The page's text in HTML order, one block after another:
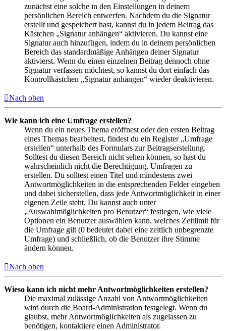
zunächst eine solche in den Einstellungen in deinem
persönlichen Bereich entwerfen. Nachdem du die Signatur
erstellt und gespeichert hast, kannst du in jedem Beitrag das
Kästchen „Signatur anhängen“ aktivieren. Du kannst eine
Signatur auch hinzufügen, indem du in deinem persönlichen
Bereich das standardmäßige Anhängen deiner Signatur
aktivierst. Wenn du einen einzelnen Beitrag dennoch ohne
Signatur verfassen möchtest, so kannst du dort einfach das
Kontrollkästchen „Signatur anhängen“ wieder deaktivieren.
Nach oben
Wie kann ich eine Umfrage erstellen?
Wenn du ein neues Thema eröffnest oder den ersten Beitrag
eines Themas bearbeitest, findest du ein Register „Umfrage
erstellen“ unterhalb des Formulars zur Beitragserstellung.
Solltest du diesen Bereich nicht sehen können, so hast du
wahrscheinlich nicht die Berechtigung, Umfragen zu
erstellen. Du solltest einen Titel und mindestens zwei
Antwortmöglichkeiten in die entsprechenden Felder eingeben
und dabei sicherstellen, dass jede Antwortmöglichkeit in einer
eigenen Zeile steht. Du kannst auch unter
„Auswahlmöglichkeiten pro Benutzer“ festlegen, wie viele
Optionen ein Benutzer auswählen kann, welches Zeitlimit für
die Umfrage gilt (0 bedeutet dabei eine zeitlich unbegrenzte
Umfrage) und schließlich, ob die Benutzer ihre Stimme
ändern können.
Nach oben
Wieso kann ich nicht mehr Antwortmöglichkeiten erstellen?
Die maximal zulässige Anzahl von Antwortmöglichkeiten
wird durch die Board-Administration festgelegt. Wenn du
glaubst, mehr Antwortmöglichkeiten als zugelassen zu
benötigen, kontaktiere einen Administrator.